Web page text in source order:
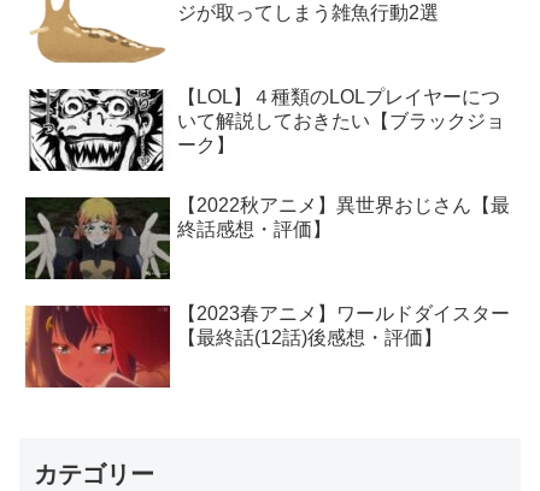
ジが取ってしまう雑魚行動2選
【LOL】４種類のLOLプレイヤーにつ
いて解説しておきたい【ブラックジョ
ーク】
【2022秋アニメ】異世界おじさん【最
終話感想・評価】
【2023春アニメ】ワールドダイスター
【最終話(12話)後感想・評価】
カテゴリー